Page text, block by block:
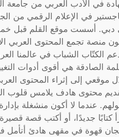
في الأدب العربي من جامعة
في الإعلام الرقمي من
دبي. أسست موقع القلم قبل
منصة تجمع المحتوى العربي
الكتّاب الشباب في عالمنا
الصادقة هي أقوى أدوات
موقعي إلى إثراء المحتوى
محتوى هادف يلامس قلوب
عندما لا أكون منشغلة
كتابًا جديدًا، أو أكتب قصة
قهوة في مقهى هادئ أتأمل